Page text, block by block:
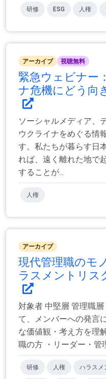
研修 ESG 人権
アーカイブ 視聴無料
緊急ウェビナー
ナ危機にどう向
ソーシャルメディア、
ウクライナをめぐる情
す。私たちが暮らす日
れば、遠く離れた地で
することが...
人権
アーカイブ
現代管理職のモ
ラスメントリス
対象者 中堅層 管理職
て、メンバーへの発言
な価値観・考え方を理
職の方 ・リーダー・管
研修 人権 ハラスメ